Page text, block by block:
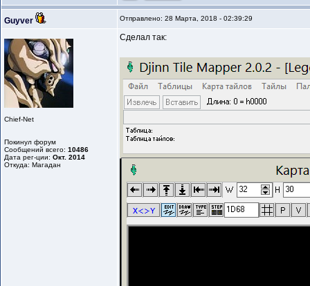
Guyver Отправлено: 28 Марта, 2018 - 02:39:29
Chief-Net
Покинул форум
Сообщений всего: 10486
Дата рег-ции: Окт. 2014
Откуда: Магадан
Сделал так: